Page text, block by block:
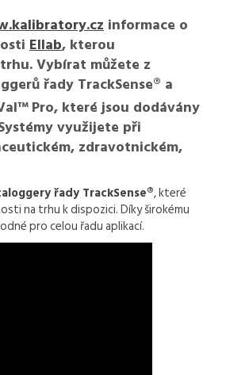
informace o
Ellab, kterou
Vybírat můžete z
řady TrackSense® a
Pro, které jsou dodávány
využijete při
zdravotnickém,
řady TrackSense®, které
na trhu k dispozici. Díky širokému
pro celou řadu aplikací.